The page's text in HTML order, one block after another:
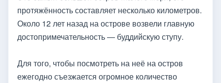
протяжённость составляет несколько километров.
Около 12 лет назад на острове возвели главную
достопримечательность — буддийскую ступу.
Для того, чтобы посмотреть на неё на остров
ежегодно съезжается огромное количество